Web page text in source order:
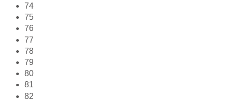
74
75
76
77
78
79
80
81
82